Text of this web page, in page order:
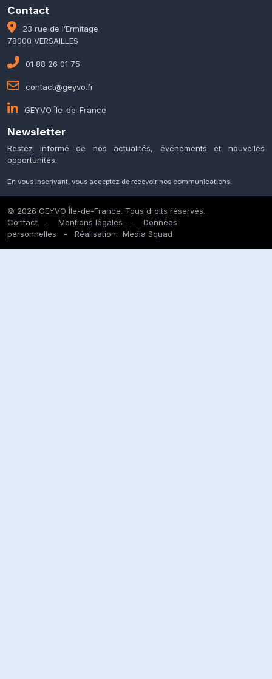
Contact
23 rue de l’Ermitage
78000 VERSAILLES
01 88 26 01 75
contact@geyvo.fr
GEYVO Île-de-France
Newsletter
Restez informé de nos actualités, événements et nouvelles
opportunités.
En vous inscrivant, vous acceptez de recevoir nos communications.
© 2026 GEYVO Île-de-France. Tous droits réservés.
Contact - Mentions légales - Données
personnelles - Réalisation: Media Squad